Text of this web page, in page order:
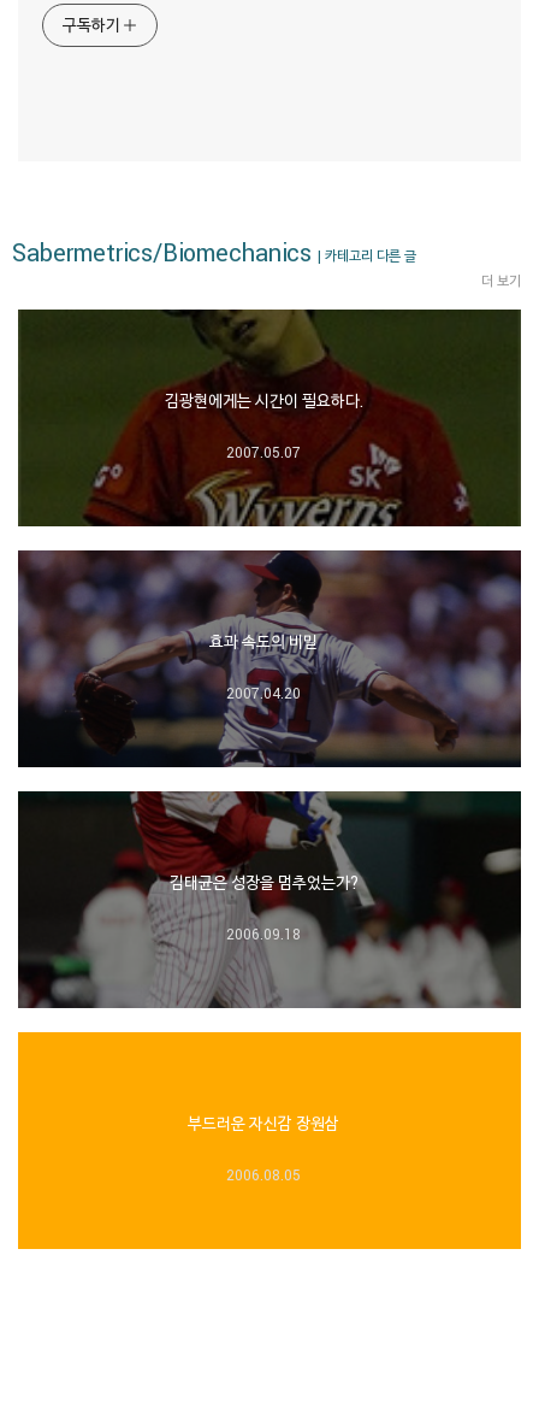
구독하기
Sabermetrics/Biomechanics | 카테고리 다른 글
더 보기
김광현에게는 시간이 필요하다.
2007.05.07
효과 속도의 비밀
2007.04.20
김태균은 성장을 멈추었는가?
2006.09.18
부드러운 자신감 장원삼
2006.08.05